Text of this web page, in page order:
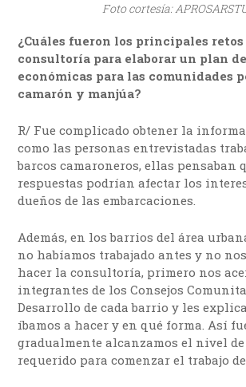
Foto cortesía:
¿Cuáles fueron los principales retos
consultoría para elaborar un plan
económicas para las comunidades
camarón y manjúa?
R/ Fue complicado obtener la
como las personas entrevistadas
barcos camaroneros, ellas pensaban
respuestas podrían afectar los
dueños de las embarcaciones.
Además, en los barrios del área
no habíamos trabajado antes y no
hacer la consultoría, primero nos
integrantes de los Consejos
Desarrollo de cada barrio y les
íbamos a hacer y en qué forma. Así
gradualmente alcanzamos el nivel
requerido para comenzar el trabajo de